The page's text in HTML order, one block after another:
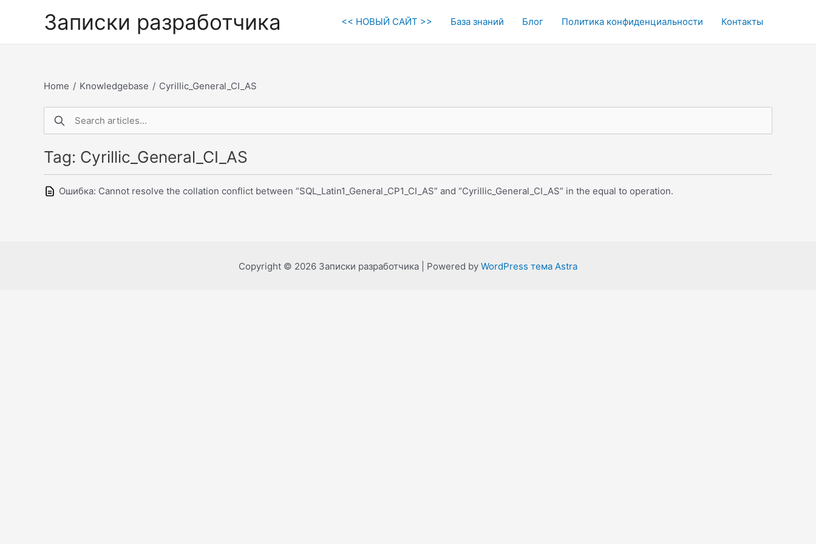
Записки разработчика << НОВЫЙ САЙТ >> База знаний Блог Политика конфиденциальности Контакты
Home / Knowledgebase / Cyrillic_General_CI_AS
Tag: Cyrillic_General_CI_AS
Ошибка: Cannot resolve the collation conflict between “SQL_Latin1_General_CP1_CI_AS” and “Cyrillic_General_CI_AS” in the equal to operation.
Copyright © 2026 Записки разработчика | Powered by WordPress тема Astra